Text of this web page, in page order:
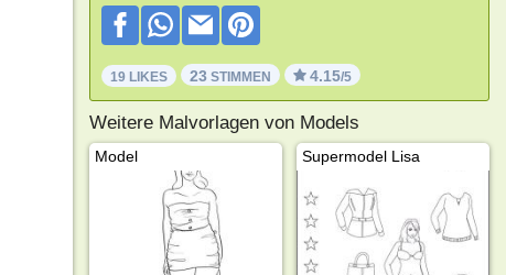
19 LIKES 23 STIMMEN 4.15/5
Weitere Malvorlagen von Models
Model Supermodel Lisa